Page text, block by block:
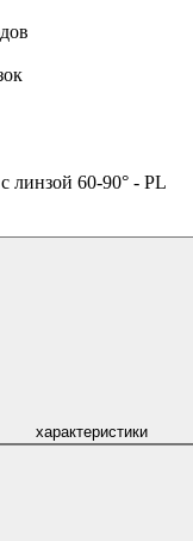
линзой 60-90° - PL
характеристики